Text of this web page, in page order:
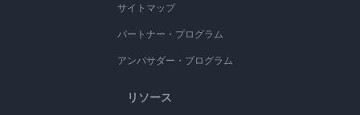
サイトマップ
パートナー・プログラム
アンバサダー・プログラム
リソース